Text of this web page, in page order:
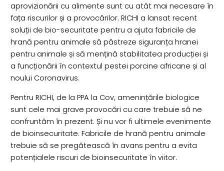
aprovizionării cu alimente sunt cu atât mai necesare în
fața riscurilor și a provocărilor. RICHI a lansat recent
soluții de bio-securitate pentru a ajuta fabricile de
hrană pentru animale să păstreze siguranța hranei
pentru animale și să mențină stabilitatea producției și
a funcționării în contextul pestei porcine africane și al
noului Coronavirus.
Pentru RICHI, de la PPA la Cov, amenințările biologice
sunt cele mai grave provocări cu care trebuie să ne
confruntăm în prezent. Și nu vor fi ultimele evenimente
de bioinsecuritate. Fabricile de hrană pentru animale
trebuie să se pregătească în avans pentru a evita
potențialele riscuri de bioinsecuritate în viitor.